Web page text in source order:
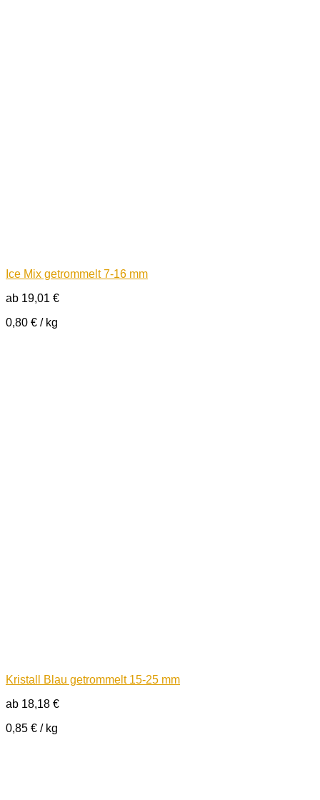
Ice Mix getrommelt 7-16 mm
ab 19,01 €
0,80 € / kg
Kristall Blau getrommelt 15-25 mm
ab 18,18 €
0,85 € / kg